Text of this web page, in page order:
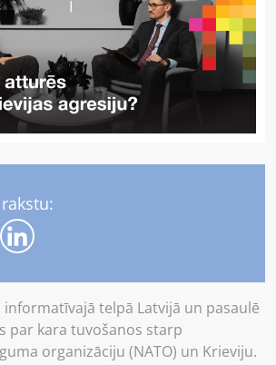
informatīvajā telpā Latvijā un pasaulē
par kara tuvošanos starp
organizāciju (NATO) un Krieviju.